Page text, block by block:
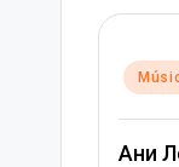
Posted
Ани